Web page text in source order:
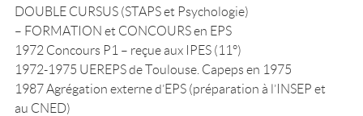
DOUBLE CURSUS (STAPS et Psychologie)
– FORMATION et CONCOURS en EPS
1972 Concours P1 – reçue aux IPES (11°)
1972-1975 UEREPS de Toulouse. Capeps en 1975
1987 Agrégation externe d’EPS (préparation à l’INSEP et
au CNED)